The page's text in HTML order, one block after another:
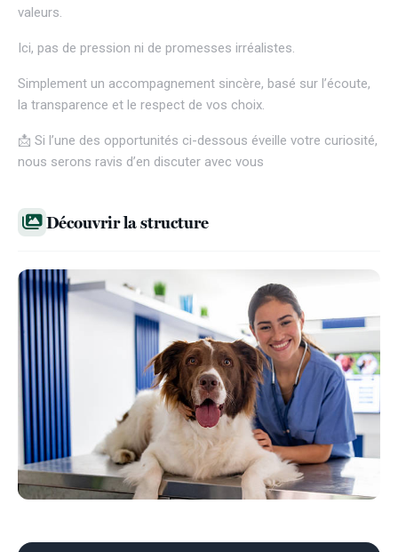
valeurs.
Ici, pas de pression ni de promesses irréalistes.
Simplement un accompagnement sincère, basé sur l’écoute,
la transparence et le respect de vos choix.
📩 Si l’une des opportunités ci-dessous éveille votre curiosité,
nous serons ravis d’en discuter avec vous
Découvrir la structure